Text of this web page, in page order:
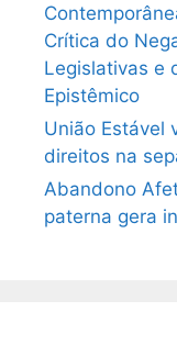
Crítica do
Legislativas e
Epistêmico
União Estável
direitos na
Abandono
paterna gera